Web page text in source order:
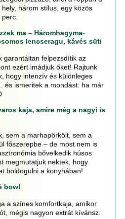
három stílus, egy közös
ma – Háromhagyma-
lencseragu, kávés süti
garantáltan felpezsdítik az
ezért imádjuk őket! Rajtunk
hogy intenzív és különleges
és ismeritek a mondást: ha már
kaja, amire még a nagyi is
sem a marhapörkölt, sem a
főszerepbe – de most nem is
bővelkedik húsos
megmutatjuk nektek, hogy
boldogulni a konyhában!
bowl
a színes komfortkaja, amikor
mégis nagyon extrát kívánsz.